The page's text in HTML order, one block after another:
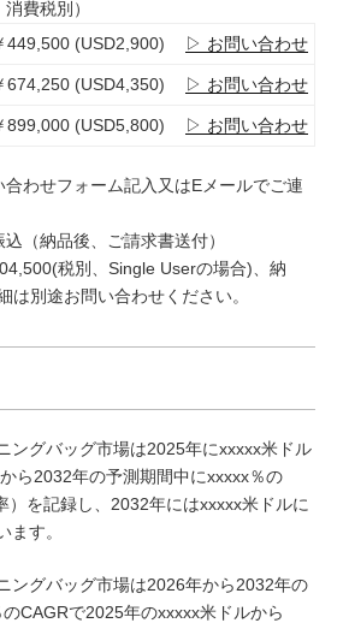
費税別）
449,500 (USD2,900) ▷ お問い合わせ
674,250 (USD4,350) ▷ お問い合わせ
899,000 (USD5,800) ▷ お問い合わせ
合わせフォーム記入又はEメールでご連
（納品後、ご請求書送付）
税別、Single Userの場合)、納
は別途お問い合わせください。
ングバッグ市場は2025年にxxxxx米ドル
ら2032年の予測期間中にxxxxx％の
）を記録し、2032年にはxxxxx米ドルに
ます。
ングバッグ市場は2026年から2032年の
CAGRで2025年のxxxxx米ドルから